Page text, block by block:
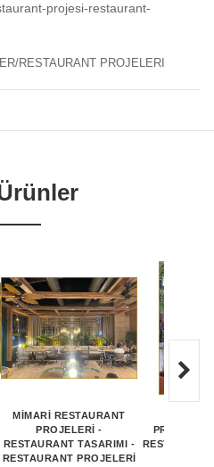
projesi-restaurant-
RESTAURANT PROJELERI
MİMARİ RESTAURANT
PROJELERİ -
RESTAURANT TASARIMI -
RESTAURANT PROJELERİ